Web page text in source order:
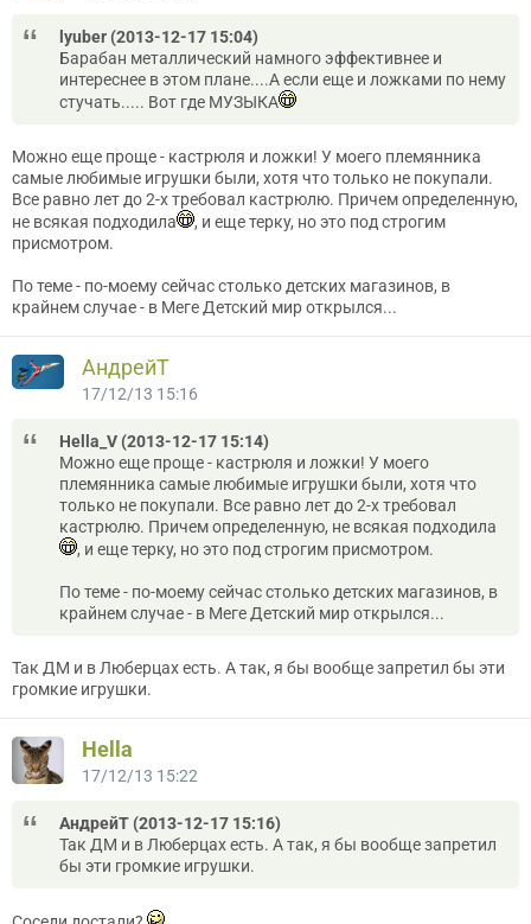
lyuber (2013-12-17 15:04)
Барабан металлический намного эффективнее и
интереснее в этом плане....А если еще и ложками по нему
стучать..... Вот где МУЗЫКА
Можно еще проще - кастрюля и ложки! У моего племянника
самые любимые игрушки были, хотя что только не покупали.
Все равно лет до 2-х требовал кастрюлю. Причем определенную,
не всякая подходила
, и еще терку, но это под строгим
присмотром.
По теме - по-моему сейчас столько детских магазинов, в
крайнем случае - в Меге Детский мир открылся...
АндрейТ
17/12/13 15:16
Hella_V (2013-12-17 15:14)
Можно еще проще - кастрюля и ложки! У моего
племянника самые любимые игрушки были, хотя что
только не покупали. Все равно лет до 2-х требовал
кастрюлю. Причем определенную, не всякая подходила
, и еще терку, но это под строгим присмотром.
По теме - по-моему сейчас столько детских магазинов, в
крайнем случае - в Меге Детский мир открылся...
Так ДМ и в Люберцах есть. А так, я бы вообще запретил бы эти
громкие игрушки.
Hella
17/12/13 15:22
АндрейТ (2013-12-17 15:16)
Так ДМ и в Люберцах есть. А так, я бы вообще запретил
бы эти громкие игрушки.